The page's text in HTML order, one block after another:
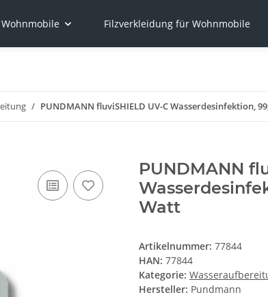
Filzverkleidung für Wohnmobile
PUNDMANN fluviSHIELD UV-C Wasserdesinfektion,
PUNDMANN
Watt
Artikelnummer: 77844
HAN: 77844
Kategorie:
Hersteller: Pundmann